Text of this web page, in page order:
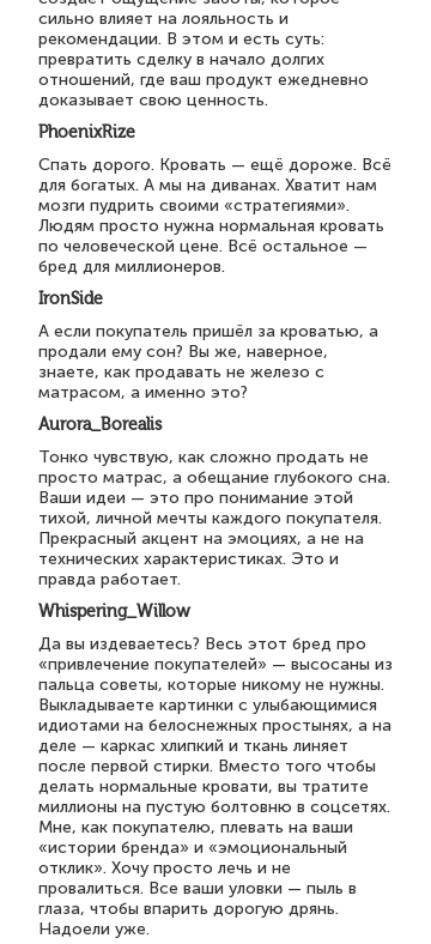
сильно влияет на лояльность и
рекомендации. В этом и есть суть:
превратить сделку в начало долгих
отношений, где ваш продукт ежедневно
доказывает свою ценность.
PhoenixRize
Спать дорого. Кровать — ещё дороже. Всё
для богатых. А мы на диванах. Хватит нам
мозги пудрить своими «стратегиями».
Людям просто нужна нормальная кровать
по человеческой цене. Всё остальное —
бред для миллионеров.
IronSide
А если покупатель пришёл за кроватью, а
продали ему сон? Вы же, наверное,
знаете, как продавать не железо с
матрасом, а именно это?
Aurora_Borealis
Тонко чувствую, как сложно продать не
просто матрас, а обещание глубокого сна.
Ваши идеи — это про понимание этой
тихой, личной мечты каждого покупателя.
Прекрасный акцент на эмоциях, а не на
технических характеристиках. Это и
правда работает.
Whispering_Willow
Да вы издеваетесь? Весь этот бред про
«привлечение покупателей» — высосаны из
пальца советы, которые никому не нужны.
Выкладываете картинки с улыбающимися
идиотами на белоснежных простынях, а на
деле — каркас хлипкий и ткань линяет
после первой стирки. Вместо того чтобы
делать нормальные кровати, вы тратите
миллионы на пустую болтовню в соцсетях.
Мне, как покупателю, плевать на ваши
«истории бренда» и «эмоциональный
отклик». Хочу просто лечь и не
провалиться. Все ваши уловки — пыль в
глаза, чтобы впарить дорогую дрянь.
Надоели уже.